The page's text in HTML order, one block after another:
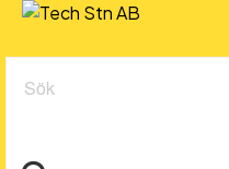
Sök